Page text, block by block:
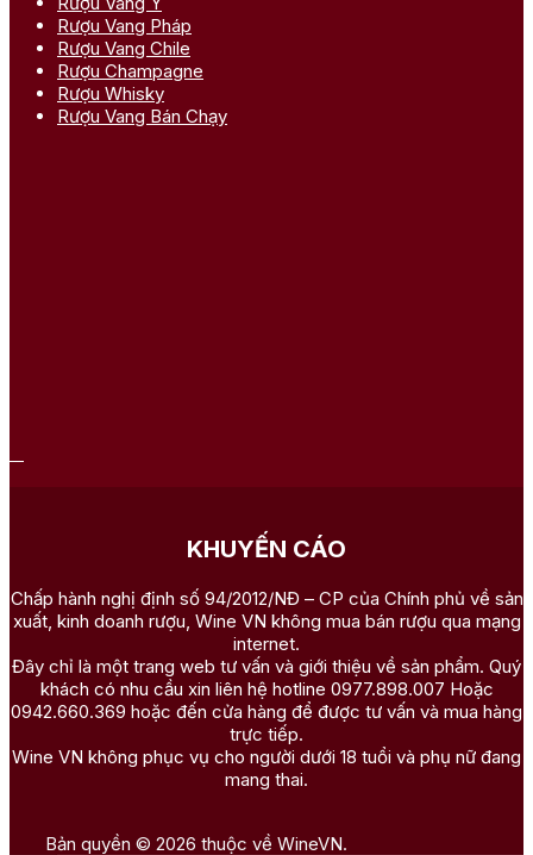
Rượu Vang Pháp
Rượu Vang Chile
Rượu Champagne
Rượu Whisky
Rượu Vang Bán Chạy
KHUYẾN CÁO
Chấp hành nghị định số 94/2012/NĐ – CP của Chính phủ về sản
xuất, kinh doanh rượu, Wine VN không mua bán rượu qua mạng
internet.
Đây chỉ là một trang web tư vấn và giới thiệu về sản phẩm. Quý
khách có nhu cầu xin liên hệ hotline 0977.898.007 Hoặc
0942.660.369 hoặc đến cửa hàng để được tư vấn và mua hàng
trực tiếp.
Wine VN không phục vụ cho người dưới 18 tuổi và phụ nữ đang
mang thai.
Bản quyền © 2026 thuộc về WineVN.